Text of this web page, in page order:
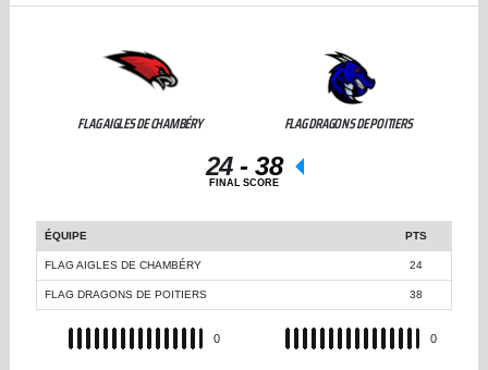
FLAG AIGLES DE CHAMBÉRY FLAG DRAGONS DE POITIERS
24- 38
FINAL SCORE
ÉQUIPE PTS
FLAG AIGLES DE CHAMBÉRY 24
FLAG DRAGONS DE POITIERS 38
0 0